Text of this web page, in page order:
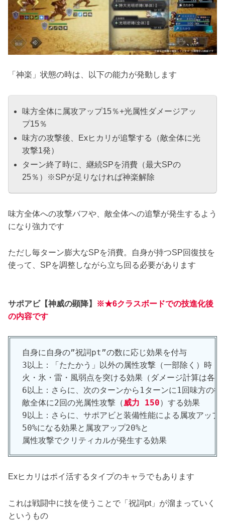
「神楽」状態の時は、以下の能力が発動します
味方全体に属攻アップ15％+光属性ダメージアッ
プ15％
味方の攻撃後、Exヒカリが追撃する（敵全体に光
攻撃1発）
ターン終了時に、継続SPを消費（最大SPの
25％）※SPが足りなければ神楽解除
味方全体への攻撃バフや、敵全体への追撃が発生するよう
になり強力です
ただし毎ターン膨大なSPを消費。自身が持つSP回復技を
使って、SPを調整しながら立ち回る必要があります
サポアビ【神威の顕降】
※★6クラスボードでの技進化後
の内容です
自身に自身の”祝詞pt”の数に応じ効果を付与
3以上：「たたかう」以外の属性攻撃（一部除く）時
火・氷・雷・風弱点を突ける効果（ダメージ計算は各
6以上：さらに、次のターンから1ターンに1回味方の行
敵全体に2回の光属性攻撃（威力 150）する効果
9以上：さらに、サポアビと装備性能による属攻アップ
50%になる効果と属攻アップ20%と
属性攻撃でクリティカルが発生する効果
Exヒカリはポイ活するタイプのキャラでもあります
これは戦闘中に技を使うことで「祝詞pt」が溜まっていく
というもの